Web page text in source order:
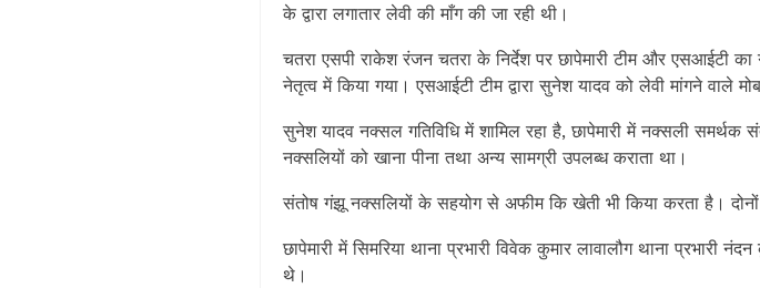
के द्वारा लगातार लेवी की माँग की जा रही थी।
चतरा एसपी राकेश रंजन चतरा के निर्देश पर छापेमारी टीम और एसआईटी का
नेतृत्व में किया गया। एसआईटी टीम द्वारा सुनेश यादव को लेवी मांगने वाले
सुनेश यादव नक्सल गतिविधि में शामिल रहा है, छापेमारी में नक्सली समर्थक
नक्सलियों को खाना पीना तथा अन्य सामग्री उपलब्ध कराता था।
संतोष गंझू नक्सलियों के सहयोग से अफीम कि खेती भी किया करता है। दोनों
छापेमारी में सिमरिया थाना प्रभारी विवेक कुमार लावालौग थाना
थे।